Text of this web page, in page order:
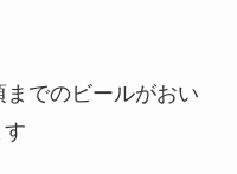
でのビールがおい